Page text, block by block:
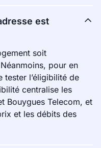
est
soit
pour en
tester l’éligibilité de
centralise les
Bouygues Telecom, et
et les débits des